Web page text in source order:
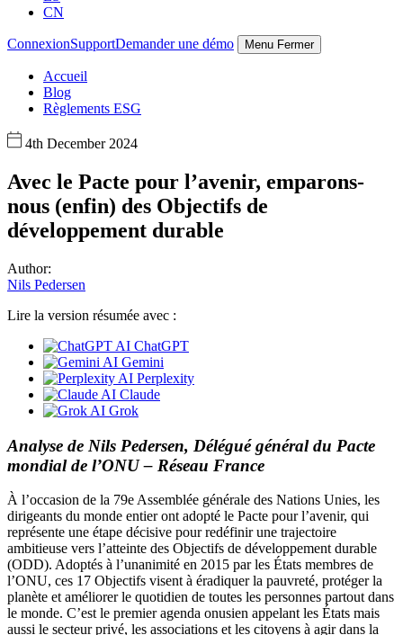
CN
ConnexionSupportDemander une démo Menu Fermer
Accueil
Blog
Règlements ESG
4th December 2024
Avec le Pacte pour l’avenir, emparons-
nous (enfin) des Objectifs de
développement durable
Author:
Nils Pedersen
Lire la version résumée avec :
ChatGPT
Gemini
Perplexity
Claude
Grok
Analyse de Nils Pedersen, Délégué général du Pacte
mondial de l’ONU – Réseau France
À l’occasion de la 79e Assemblée générale des Nations Unies, les
dirigeants du monde entier ont adopté le Pacte pour l’avenir, qui
représente une étape décisive pour redéfinir une trajectoire
ambitieuse vers l’atteinte des Objectifs de développement durable
(ODD). Adoptés à l’unanimité en 2015 par les États membres de
l’ONU, ces 17 Objectifs visent à éradiquer la pauvreté, protéger la
planète et améliorer le quotidien de toutes les personnes partout dans
le monde. C’est le premier agenda onusien appelant les États mais
aussi le secteur privé, les associations et les citoyens à agir dans la